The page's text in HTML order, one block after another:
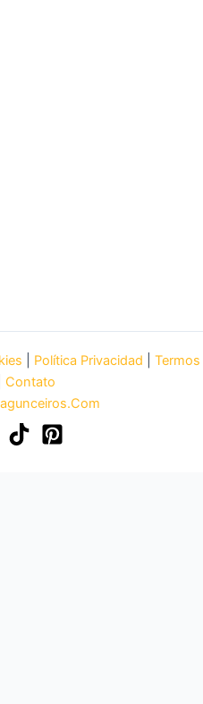
Política Privacidad
Termos
Contato